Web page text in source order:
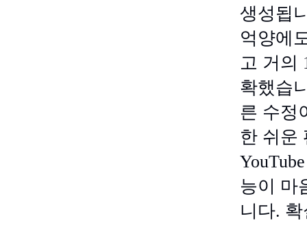
생성됩
억양에
고 거의
확했습
른 수정
한 쉬운
능이 마
니다.